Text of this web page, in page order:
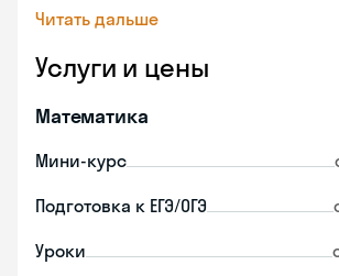
Читать дальше
Услуги и цены
Математика
Мини-курс
Подготовка к ЕГЭ/ОГЭ
Уроки